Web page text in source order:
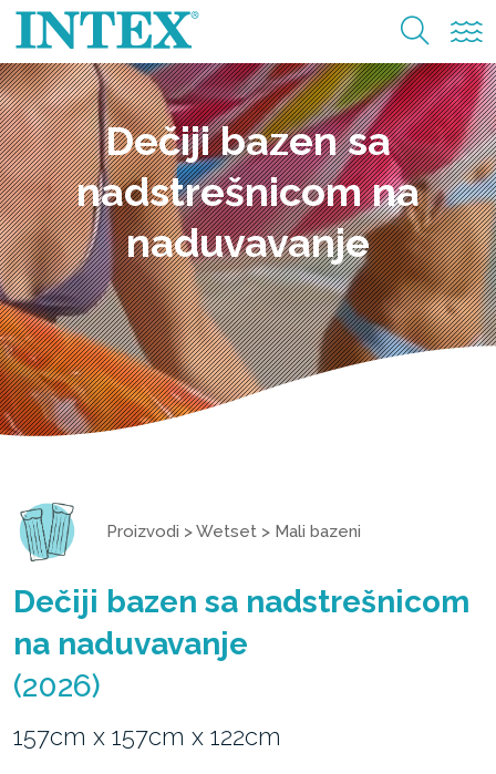
Dečiji bazen sa
nadstrešnicom na
naduvavanje
Proizvodi >Wetset > Mali bazeni
Dečiji bazen sa nadstrešnicom
na naduvavanje
(2026)
157cm x 157cm x 122cm